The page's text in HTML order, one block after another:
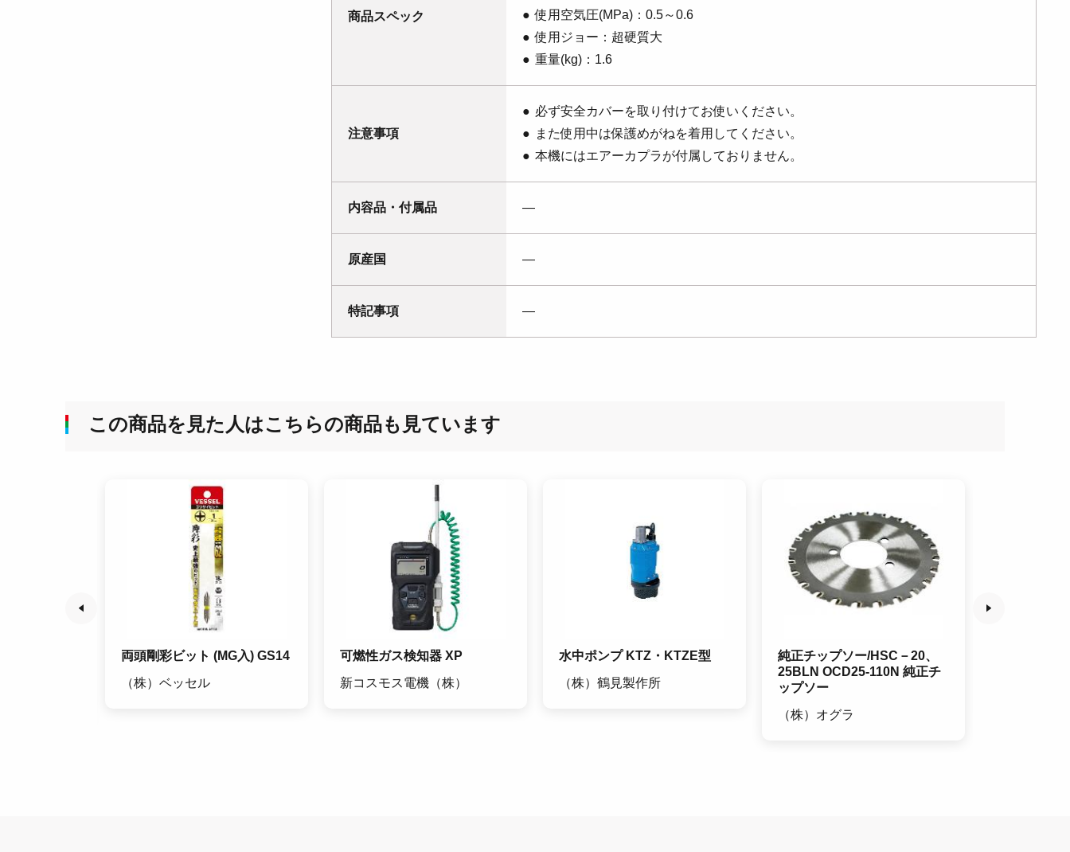
商品スペック
使用空気圧(MPa)：0.5～0.6
使用ジョー：超硬質大
重量(kg)：1.6
注意事項
必ず安全カバーを取り付けてお使いください。
また使用中は保護めがねを着用してください。
本機にはエアーカプラが付属しておりません。
内容品・付属品 ―
原産国 ―
特記事項 ―
この商品を見た人はこちらの商品も見ています
両頭剛彩ビット (MG入) GS14
（株）ベッセル
可燃性ガス検知器 XP
新コスモス電機（株）
水中ポンプ KTZ・KTZE型
（株）鶴見製作所
純正チップソー/HSC－20、
25BLN OCD25-110N 純正チ
ップソー
（株）オグラ